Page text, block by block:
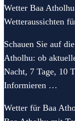
Wetter Baa
Wetteraussichten
Schauen Sie auf
Atholhu: ob
Nacht, 7 Tage, 10
Informieren …
Wetter für Baa